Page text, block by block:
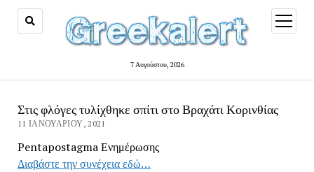
7 Αυγούστου, 2026
open
menu
Στις φλόγες τυλίχθηκε σπίτι στο Βραχάτι Κορινθίας
11 ΙΑΝΟΥΑΡΊΟΥ, 2021
Pentapostagma Ενημέρωσης
Διαβάστε την συνέχεια εδώ…